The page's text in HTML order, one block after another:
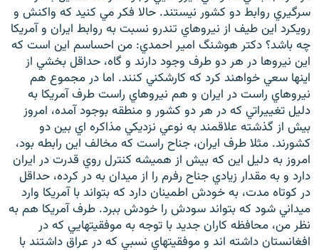
سرگيري روابط دو کشور نيستند. حالا فکر مي کنيد که واکنش و
رويکرد اين طيف از نيروهاي تندرو نسبت به روابط ايران و آمريکا
چه باشد؟ دکتر هوشنگ امير احمدي: من احساسم اين است که
اين نيروها در هر دو طرف وجود دارند و گاه، حداقل بخشي از
اينها سعي خواهند کرد که کارشکني کنند. اما در مجموع هم
نيروهاي راست در ايران و هم نيروهاي راست طرف آمريکا به
دليل تغييراتي که در هر دو کشور و منطقه بوجود آمده، امروز
بيش از گذشته علاقمند به نوعي نزديکي مذاکره اي بين دو
کشورند. مثلا طرف ايران، جناح راست که مخالف اين رابطه بود،
امروز به دليل اين که بيش از هميشه کنترل روي قدرت در ايران
دارد و به مقدار زيادي جناح رفرم را از ميدان به در کرده، حداقل
در کوتاه مدت، به خودش اطمينان دارد که بتواند با آمريکا وارد
ميداني شود که بتواند سودش را خودش ببرد. طرف آمريکا هم به
نظر من، محافظه کاران جديد با توجه به موفقيتهايي که در
افغانستان داشته اند و موفقيتهاي نسبي که در عراق داشتند با